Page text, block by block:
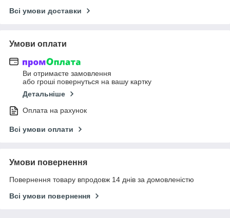
Всі умови доставки
Умови оплати
Ви отримаєте замовлення
або гроші повернуться на вашу картку
Детальніше
Оплата на рахунок
Всі умови оплати
Умови повернення
Повернення товару впродовж 14 днів за домовленістю
Всі умови повернення